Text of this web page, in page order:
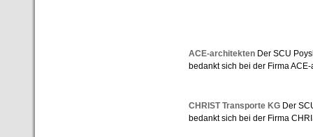
ACE-architekten Der SCU
bedankt sich bei der Firma
CHRIST Transporte KG Der
bedankt sich bei der Firma